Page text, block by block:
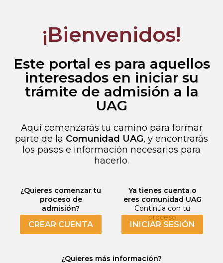
¡Bienvenidos!
Este portal es para aquellos
interesados en iniciar su
trámite de admisión a la
UAG
Aquí comenzarás tu camino para formar
parte de la Comunidad UAG, y encontrarás
los pasos e información necesarios para
hacerlo.
¿Quieres comenzar tu
proceso de
admisión?
CREAR CUENTA
Ya tienes cuenta o
eres comunidad UAG
Continúa con tu
proceso
INICIAR SESIÓN
¿Quieres más información?